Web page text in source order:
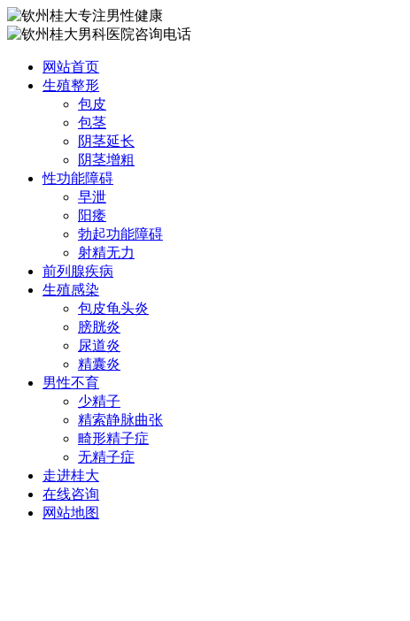
网站首页
生殖整形
包皮
包茎
阴茎延长
阴茎增粗
性功能障碍
早泄
阳痿
勃起功能障碍
射精无力
前列腺疾病
生殖感染
包皮龟头炎
膀胱炎
尿道炎
精囊炎
男性不育
少精子
精索静脉曲张
畸形精子症
无精子症
走进桂大
在线咨询
网站地图